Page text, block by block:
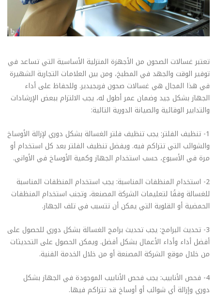
تعتبر غسالات الصحون من الأجهزة المنزلية الأساسية التي تساعد في
توفير الوقت والجهد في المطبخ، ومن بين العلامات التجارية الشهيرة
في هذا المجال هي غسالات صحون فريجيدير. وللحفاظ على أداء
الجهاز بشكل جيد وضمان عمر أطول له، يجب الالتزام ببعض الإرشادات
والتدابير الوقائية والصيانة الدورية التالية:
1- تنظيف الفلتر: يجب تنظيف فلتر الغسالة بشكل دوري لإزالة الأوساخ
والشوائب التي تتراكم فيه. ويفضل تنظيف الفلتر بعد كل استخدام أو
مرة في الأسبوع، حسب استخدام الجهاز وكمية الأوساخ في الأواني.
2- استخدام المنظفات المناسبة: يجب استخدام المنظفات المناسبة
للغسالة وفقًا لتعليمات الشركة المصنعة، وتجنب استخدام المنظفات
الحمضية أو القلوية التي يمكن أن تتسبب في تلف الجهاز.
3- تحديث البرامج: يجب تحديث برامج الغسالة بشكل دوري للحصول على
أفضل أداء وأداء الأعمال بشكل أفضل. ويمكن الحصول على التحديثات
من خلال موقع الشركة المصنعة أو من خلال الخدمة الفنية.
4- فحص الأنابيب: يجب فحص الأنابيب الموجودة في الجهاز بشكل
دوري وإزالة أي شوائب أو أوساخ قد تتراكم فيها.